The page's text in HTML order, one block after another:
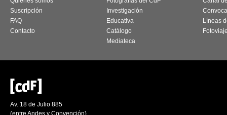
Suscripción
FAQ
Contacto
Investigación
Educativa
Catálogo
Mediateca
Líneas
Av. 18 de Julio 885
(entre Andes y Convención)